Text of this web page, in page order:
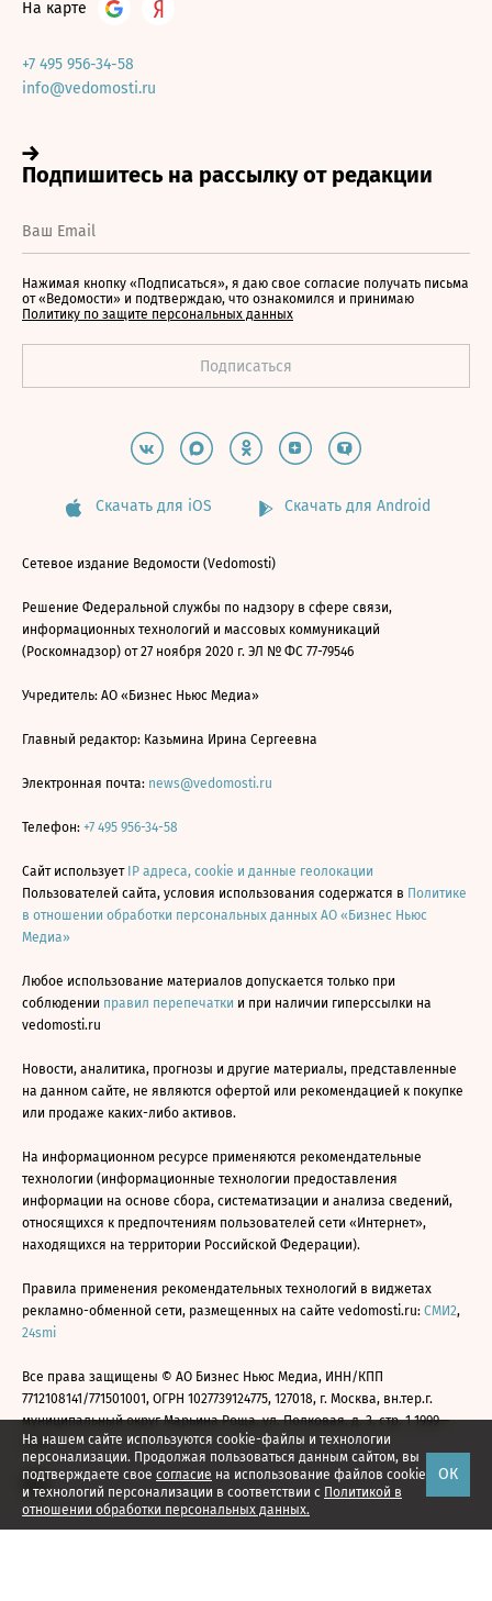
На нашем сайте используются cookie-файлы и технологии
персонализации. Продолжая пользоваться данным сайтом, вы
подтверждаете свое согласие на использование файлов cookie
и технологий персонализации в соответствии с Политикой в
отношении обработки персональных данных.
ОК
На карте
+7 495 956-34-58
info@vedomosti.ru
Нажимая кнопку «Подписаться», я даю свое согласие получать письма
от «Ведомости» и подтверждаю, что ознакомился и принимаю
Политику по защите персональных данных
Скачать для iOS Скачать для Android
Сетевое издание Ведомости (Vedomosti)
Решение Федеральной службы по надзору в сфере связи,
информационных технологий и массовых коммуникаций
(Роскомнадзор) от 27 ноября 2020 г. ЭЛ № ФС 77-79546
Учредитель: АО «Бизнес Ньюс Медиа»
Главный редактор: Казьмина Ирина Сергеевна
Электронная почта: news@vedomosti.ru
Телефон: +7 495 956-34-58
Сайт использует IP адреса, cookie и данные геолокации
Пользователей сайта, условия использования содержатся в Политике
в отношении обработки персональных данных АО «Бизнес Ньюс
Медиа»
Любое использование материалов допускается только при
соблюдении правил перепечатки и при наличии гиперссылки на
vedomosti.ru
Новости, аналитика, прогнозы и другие материалы, представленные
на данном сайте, не являются офертой или рекомендацией к покупке
или продаже каких-либо активов.
На информационном ресурсе применяются рекомендательные
технологии (информационные технологии предоставления
информации на основе сбора, систематизации и анализа сведений,
относящихся к предпочтениям пользователей сети «Интернет»,
находящихся на территории Российской Федерации).
Правила применения рекомендательных технологий в виджетах
рекламно-обменной сети, размещенных на сайте vedomosti.ru: СМИ2,
24smi
Все права защищены © АО Бизнес Ньюс Медиа, ИНН/КПП
7712108141/771501001, ОГРН 1027739124775, 127018, г. Москва, вн.тер.г.
муниципальный округ Марьина Роща, ул. Полковая, д. 3, стр. 1 1999—
2026